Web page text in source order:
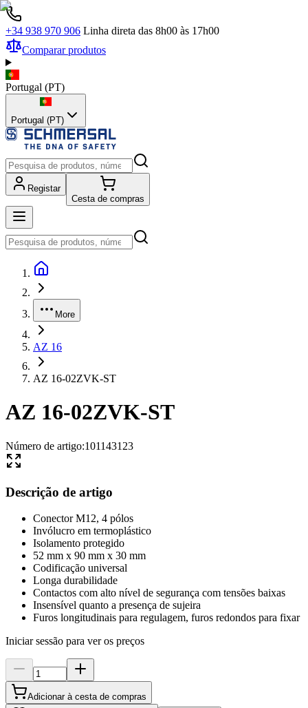
+34 938 970 906 Linha direta das 8h00 às 17h00
Comparar produtos
Portugal (PT)
Portugal (PT)
Registar
Cesta de compras
More
AZ 16
AZ 16-02ZVK-ST
AZ 16-02ZVK-ST
Número de artigo:101143123
Descrição de artigo
Conector M12, 4 pólos
Invólucro em termoplástico
Isolamento protegido
52 mm x 90 mm x 30 mm
Codificação universal
Longa durabilidade
Contactos com alto nível de segurança com tensões baixas
Insensível quanto a presença de sujeira
Furos longitudinais para regulagem, furos redondos para fixar
Iniciar sessão para ver os preços
Adicionar à cesta de compras